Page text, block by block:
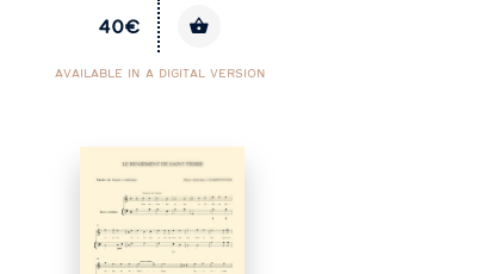
40€
AVAILABLE IN A DIGITAL VERSION